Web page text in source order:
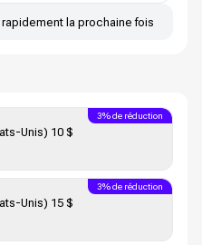
la prochaine fois
Unis) 10 $
3% de réduction
Unis) 15 $
3% de réduction